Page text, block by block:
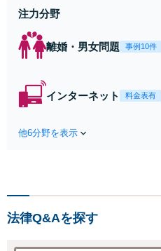
注力分野
離婚・男女問題 事例10件
インターネット 料金表有
他6分野を表示
法律Q&Aを探す